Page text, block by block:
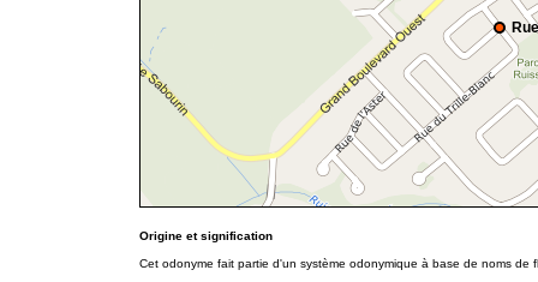
Origine et signification
Cet odonyme fait partie d'un système odonymique à base de noms de